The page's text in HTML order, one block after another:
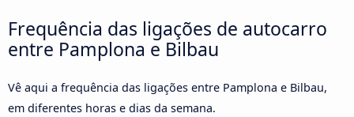
Frequência das ligações de autocarro
entre Pamplona e Bilbau
Vê aqui a frequência das ligações entre Pamplona e Bilbau,
em diferentes horas e dias da semana.